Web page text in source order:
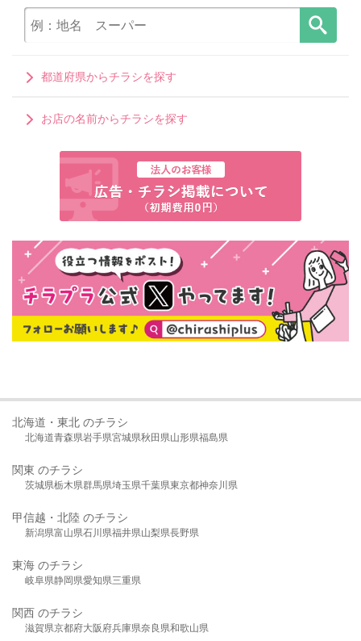
都道府県からチラシを探す
お店の名前からチラシを探す
北海道・東北 のチラシ
北海道青森県岩手県宮城県秋田県山形県福島県
関東 のチラシ
茨城県栃木県群馬県埼玉県千葉県東京都神奈川県
甲信越・北陸 のチラシ
新潟県富山県石川県福井県山梨県長野県
東海 のチラシ
岐阜県静岡県愛知県三重県
関西 のチラシ
滋賀県京都府大阪府兵庫県奈良県和歌山県